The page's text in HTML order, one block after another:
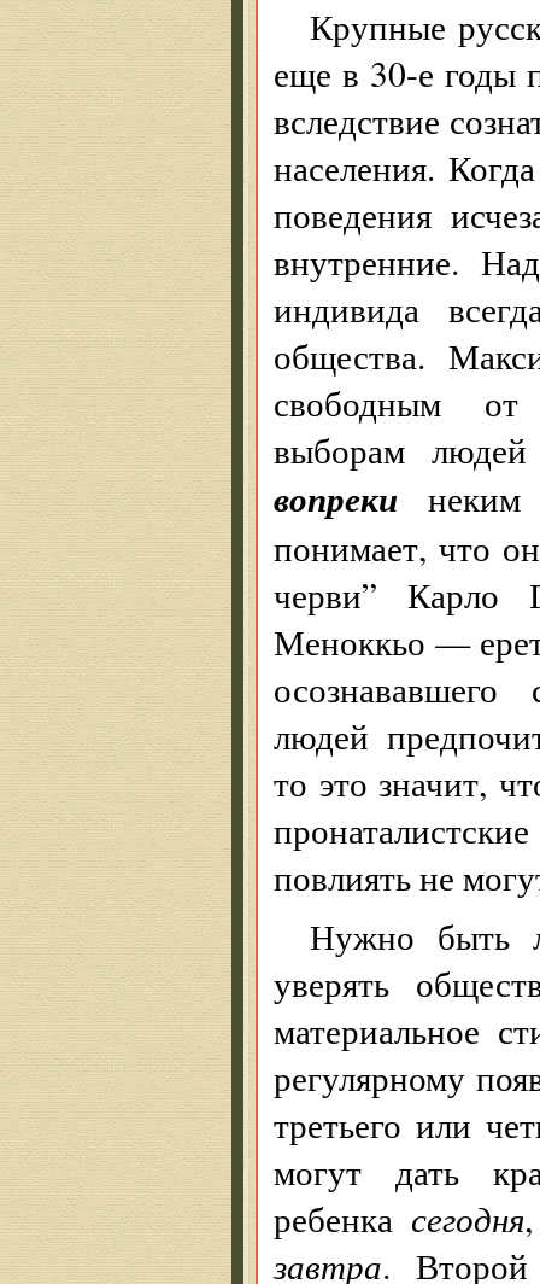
Крупные
еще в 30-е годы
вследствие
населения.
поведения
внутренние.
индивида
общества.
свободным от
выборам
вопрекинеким
понимает, что
черви” Карло
Меноккьо —
людей
то это значит,
повлиять не
Нужно быть
уверять
материальное
регулярному
третьего или
могут дать
ребенка сегодня
завтра. Второй